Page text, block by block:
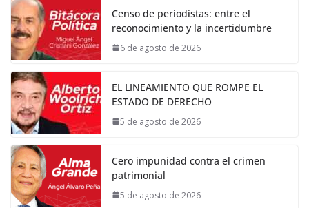
Censo de periodistas: entre el
reconocimiento y la incertidumbre
6 de agosto de 2026
EL LINEAMIENTO QUE ROMPE EL
ESTADO DE DERECHO
5 de agosto de 2026
Cero impunidad contra el crimen
patrimonial
5 de agosto de 2026